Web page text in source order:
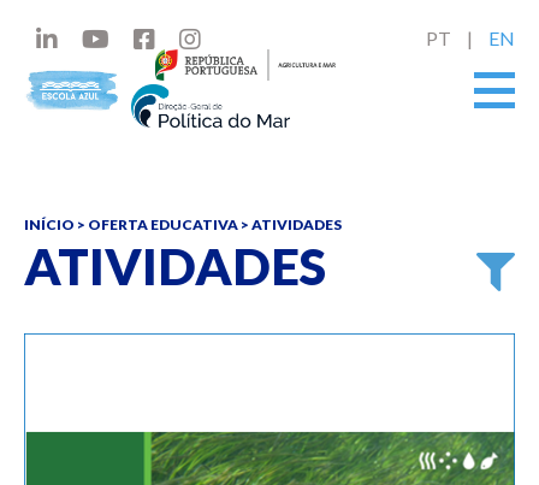
PT EN
INÍCIO > OFERTA EDUCATIVA > ATIVIDADES
ATIVIDADES